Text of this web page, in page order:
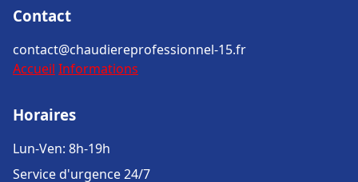
Contact
contact@chaudiereprofessionnel-15.fr
Accueil Informations
Horaires
Lun-Ven: 8h-19h
Service d'urgence 24/7